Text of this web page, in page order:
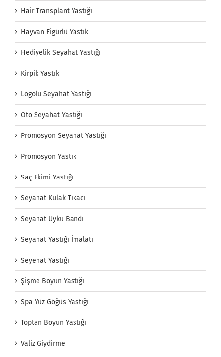
Hair Transplant Yastığı
Hayvan Figürlü Yastık
Hediyelik Seyahat Yastığı
Kirpik Yastık
Logolu Seyahat Yastığı
Oto Seyahat Yastığı
Promosyon Seyahat Yastığı
Promosyon Yastık
Saç Ekimi Yastığı
Seyahat Kulak Tıkacı
Seyahat Uyku Bandı
Seyahat Yastığı İmalatı
Seyehat Yastığı
Şişme Boyun Yastığı
Spa Yüz Göğüs Yastığı
Toptan Boyun Yastığı
Valiz Giydirme